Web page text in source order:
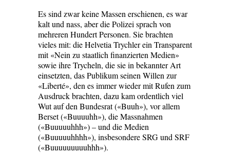
Es sind zwar keine Massen erschienen, ­es war
kalt und nass, aber die Polizei sprach von
mehreren Hundert Personen. Sie brachten
vieles mit: die Helvetia Trychler ein Transparent
mit «Nein zu staatlich finanzierten Medien»
sowie ihre Trycheln, die sie in bekannter Art
einsetzten, das Publikum seinen Willen zur
«Liberté», den es immer wieder mit Rufen zum
Ausdruck brachten, dazu kam ­ordentlich viel
Wut auf den Bundesrat («Buuh»), vor allem
Berset («Buuuuhh»), die Massnahmen
(«Buuuuuhhh») – und die Medien
(«Buuuuuhhhh»), insbesondere SRG und SRF
(«Buuuuuuuuuhhh»).